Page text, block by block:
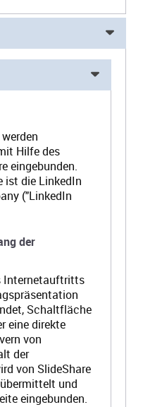
Hilfe des
eingebunden.
ist die LinkedIn
("LinkedIn
der
Internetauftritts
Schaltfläche
eine direkte
von
der
von SlideShare
und
eingebunden.